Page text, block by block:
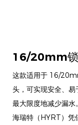
16/20mm
这款适用于 16/
头，可实现安全、
最大限度地减少漏
海瑞特（HYRT）凭